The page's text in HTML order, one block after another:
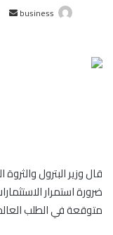
business
قال وزير البترول
ضرورة استمرار
متوقعة في الطلب